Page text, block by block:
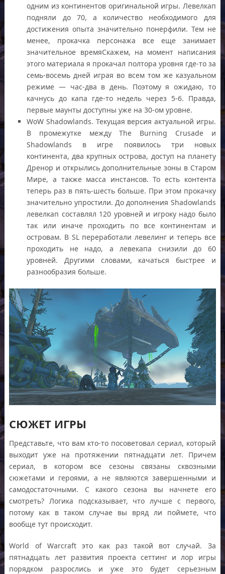
одним из континентов оригинальной игры. Левелкап
подняли до 70, а количество необходимого для
достижения опыта значительно понерфили. Тем не
менее, прокачка персонажа все еще занимает
значительное времяСкажем, на момент написания
этого материала я прокачал полтора уровня где-то за
семь-восемь дней играя во всем том же казуальном
режиме — час-два в день. Поэтому я ожидаю, то
качнусь до капа где-то недель через 5-6. Правда,
первые маунты доступны уже на 30-ом уровне.
WoW Shadowlands. Текущая версия актуальной игры.
В промежутке между The Burning Crusade и
Shadowlands в игре появилось три новых
континента, два крупных острова, доступ на планету
Дренор и открылись дополнительные зоны в Старом
Мире, а также масса инстансов. То есть контента
теперь раз в пять-шесть больше. При этом прокачку
значительно упростили. До дополнения Shadowlands
левелкап составлял 120 уровней и игроку надо было
так или иначе проходить по все континентам и
островам. В SL переработали левелинг и теперь все
проходить не надо, а левекапа снизили до 60
уровней. Другими словами, качаться быстрее и
разнообразия больше.
СЮЖЕТ ИГРЫ
Представьте, что вам кто-то посоветовал сериал, который
выходит уже на протяжении пятнадцати лет. Причем
сериал, в котором все сезоны связаны сквозными
сюжетами и героями, а не являются завершенными и
самодостаточными. С какого сезона вы начнете его
смотреть? Логика подсказывает, что лучше с первого,
потому как в таком случае вы вряд ли поймете, что
вообще тут происходит.
World of Warcraft это как раз такой вот случай. За
пятнадцать лет развития проекта сеттинг и лор игры
порядком разрослись и уже это будет серьезным